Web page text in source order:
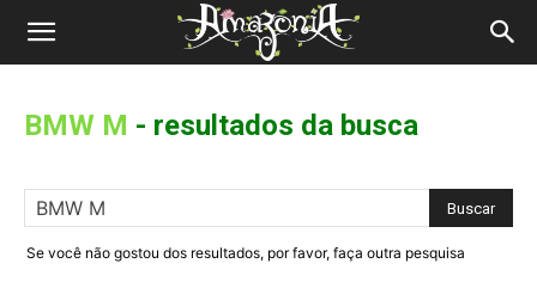
Revista
BMW M - resultados da busca
Se você não gostou dos resultados, por favor, faça outra pesquisa